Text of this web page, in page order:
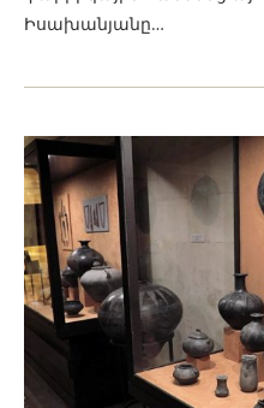
Իսախանյանը…